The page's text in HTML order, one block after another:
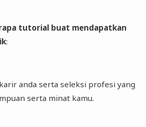
tutorial buat mendapatkan
:
anda serta seleksi profesi yang
serta minat kamu.